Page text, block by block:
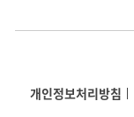
개인정보처리방침